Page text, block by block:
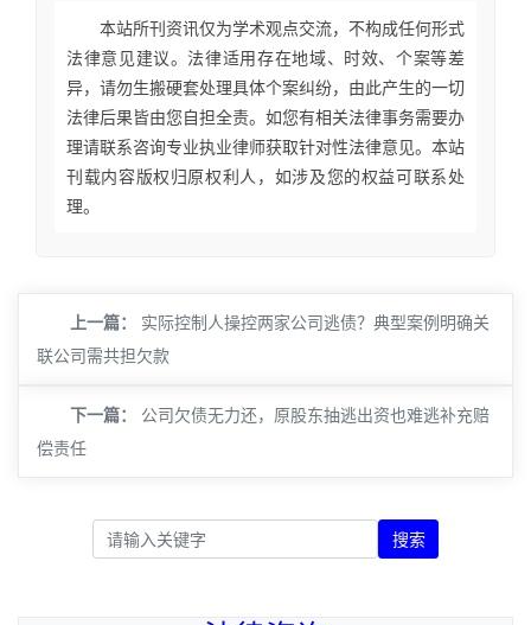
本站所刊资讯仅为学术观点交流，不构成任何形式
法律意见建议。法律适用存在地域、时效、个案等差
异，请勿生搬硬套处理具体个案纠纷，由此产生的一切
法律后果皆由您自担全责。如您有相关法律事务需要办
理请联系咨询专业执业律师获取针对性法律意见。本站
刊载内容版权归原权利人，如涉及您的权益可联系处
理。
上一篇：
实际控制人操控两家公司逃债？典型案例明确关
联公司需共担欠款
下一篇：
公司欠债无力还，原股东抽逃出资也难逃补充赔
偿责任
搜索